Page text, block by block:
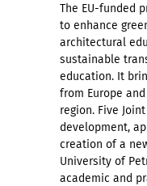
The EU-funded
to enhance
architectural
sustainable
education. It
from Europe
region. Five
development,
creation of a
University of
academic and